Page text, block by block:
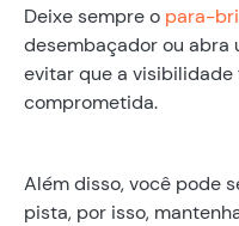
Deixe sempre o para-
desembaçador ou abra
evitar que a
comprometida.
Além disso, você pode
pista, por isso,